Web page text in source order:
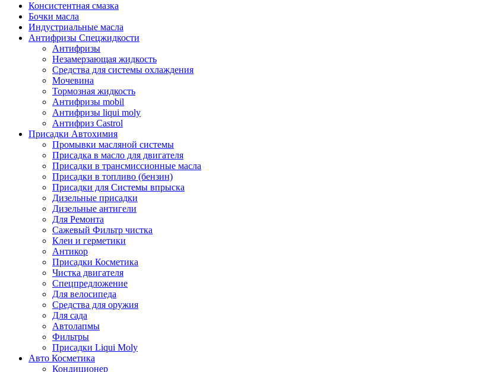
Консистентная смазка
Бочки масла
Индустриальные масла
Антифризы Спецжидкости
Антифризы
Незамерзающая жидкость
Средства для системы охлаждения
Мочевина
Тормозная жидкость
Антифризы mobil
Антифризы liqui moly
Антифриз Castrol
Присадки Автохимия
Промывки масляной системы
Присадка в масло для двигателя
Присадки в трансмиссионные масла
Присадки в топливо (бензин)
Присадки для Системы впрыска
Дизельные присадки
Дизельные антигели
Для Ремонта
Сажевый Фильтр чистка
Клеи и герметики
Антикор
Присадки Косметика
Чистка двигателя
Спецпредложение
Для велосипеда
Средства для оружия
Для сада
Автолапмы
Фильтры
Присадки Liqui Moly
Авто Косметика
Кондиционер